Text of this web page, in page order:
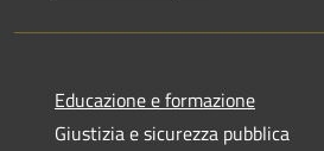
Educazione e formazione
Giustizia e sicurezza pubblica